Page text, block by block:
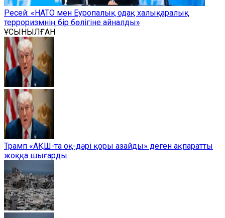
Ресей: «НАТО мен Еуропалық одақ халықаралық
терроризмнің бір бөлігіне айналды»
ҰСЫНЫЛҒАН
Трамп «АҚШ-та оқ-дәрі қоры азайды» деген ақпаратты
жоққа шығарды